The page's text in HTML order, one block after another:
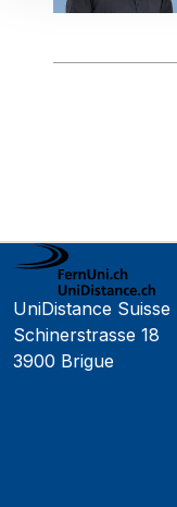
UniDistance Suisse
Schinerstrasse 18
3900 Brigue